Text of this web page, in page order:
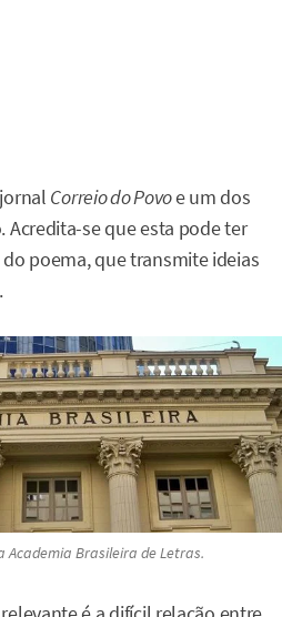
Correio do Povoe um dos
Acredita-se que esta pode ter
poema, que transmite ideias
Academia Brasileira de Letras.